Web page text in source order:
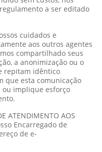
a ser editado
cuidados e
aos outros agentes
compartilhado seus
a anonimização ou o
repitam idêntico
que esta comunicação
ou implique esforço
ATENDIMENTO AOS
Encarregado de
de e-